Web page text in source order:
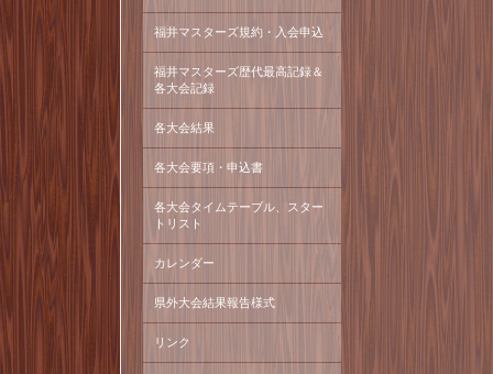
福井マスターズ規約・入会申込
福井マスターズ歴代最高記録＆
各大会記録
各大会結果
各大会要項・申込書
各大会タイムテーブル、スター
トリスト
カレンダー
県外大会結果報告様式
リンク